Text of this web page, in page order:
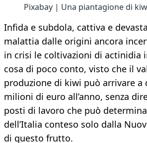
Pixabay | Una piantagione di
Infida e subdola, cattiva e
malattia dalle origini ancora
in crisi le coltivazioni di actinidia
cosa di poco conto, visto che il
produzione di kiwi può arrivare a
milioni di euro all’anno, senza
posti di lavoro che può
dell’Italia conteso solo dalla
di questo frutto.